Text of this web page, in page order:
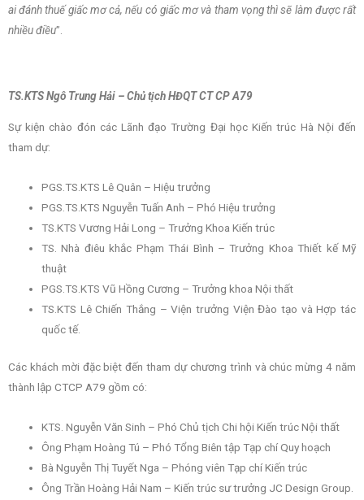
ai đánh thuế giấc mơ cả, nếu có giấc mơ và tham vọng thì sẽ làm được rất
nhiều điều”.
TS.KTS Ngô Trung Hải – Chủ tịch HĐQT CT CP A79
Sự kiện chào đón các Lãnh đạo Trường Đại học Kiến trúc Hà Nội đến
tham dự:
PGS.TS.KTS Lê Quân – Hiệu trưởng
PGS.TS.KTS Nguyễn Tuấn Anh – Phó Hiệu trưởng
TS.KTS Vương Hải Long – Trưởng Khoa Kiến trúc
TS. Nhà điêu khắc Phạm Thái Bình – Trưởng Khoa Thiết kế Mỹ
thuật
PGS.TS.KTS Vũ Hồng Cương – Trưởng khoa Nội thất
TS.KTS Lê Chiến Thắng – Viện trưởng Viện Đào tạo và Hợp tác
quốc tế.
Các khách mời đặc biệt đến tham dự chương trình và chúc mừng 4 năm
thành lập CTCP A79 gồm có:
KTS. Nguyễn Văn Sinh – Phó Chủ tịch Chi hội Kiến trúc Nội thất
Ông Phạm Hoàng Tú – Phó Tổng Biên tập Tạp chí Quy hoạch
Bà Nguyễn Thị Tuyết Nga – Phóng viên Tạp chí Kiến trúc
Ông Trần Hoàng Hải Nam – Kiến trúc sư trưởng JC Design Group.